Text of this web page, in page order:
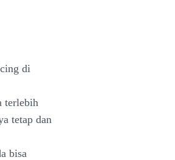
di
terlebih
tetap dan
bisa